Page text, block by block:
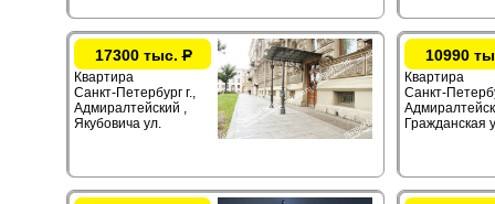
17300 тыс.Р
Квартира
Санкт-Петербург г.,
Адмиралтейский ,
Якубовича ул.
10990
Квартира
Санкт-
Гражданская